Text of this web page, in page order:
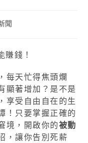
聞
每天忙得焦頭爛
顯著增加？是不是
，享受自由自在的生
！只要掌握正確的
境，開啟你的被動
，讓你告別死薪